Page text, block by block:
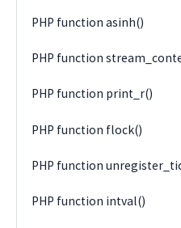
PHP function asinh()
PHP function
PHP function print_r()
PHP function flock()
PHP function
PHP function intval()